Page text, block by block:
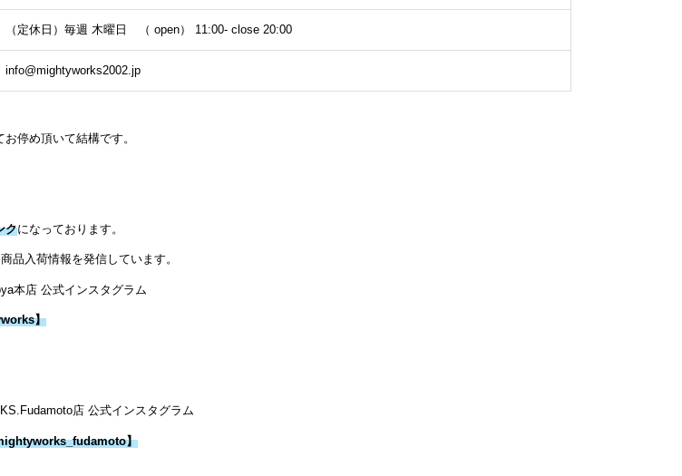
（定休日）毎週 木曜日 （ open） 11:00- close 20:00
info@mightyworks2002.jp
停め頂いて結構です。
クになっております。
品入荷情報を発信しています。
本店 公式インスタグラム
】
店 公式インスタグラム
】